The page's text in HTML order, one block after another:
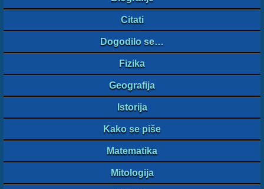
Citati
Dogodilo se…
Fizika
Geografija
Istorija
Kako se piše
Matematika
Mitologija